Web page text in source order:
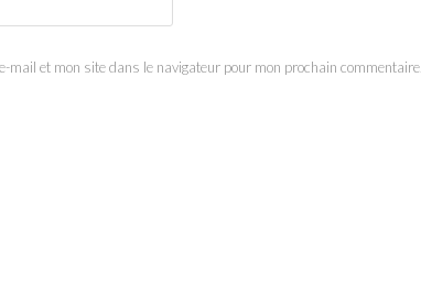
mail et mon site dans le navigateur pour mon prochain commentaire.